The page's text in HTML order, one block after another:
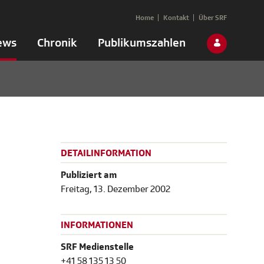
Chronik Publikumszahlen
Home Kontakt Über SRF
DETAILINFORMATION
Publiziert am
Freitag, 13. Dezember 2002
INFORMATIONEN
SRF Medienstelle
+41 58 135 13 50